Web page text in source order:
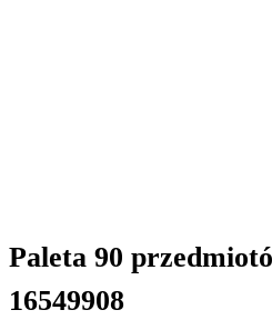
Paleta 90
16549908